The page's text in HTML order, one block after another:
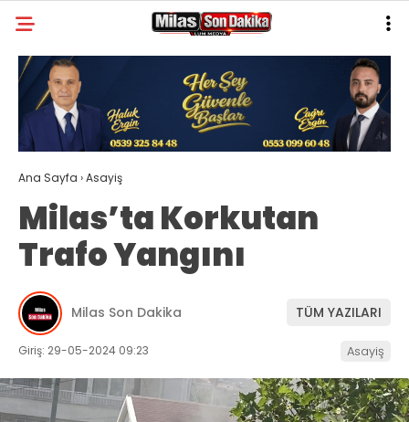
29.3
GALERİ YAZARLAR
MILAS
MUĞLA’DAN
ASAYIŞ
GÜNDEM
EKONOMI
SPOR
GENEL
Ana Sayfa ›Asayiş
Milas’ta Korkutan
Trafo Yangını
Milas Son Dakika TÜM YAZILARI
Giriş: 29-05-2024 09:23 Asayiş